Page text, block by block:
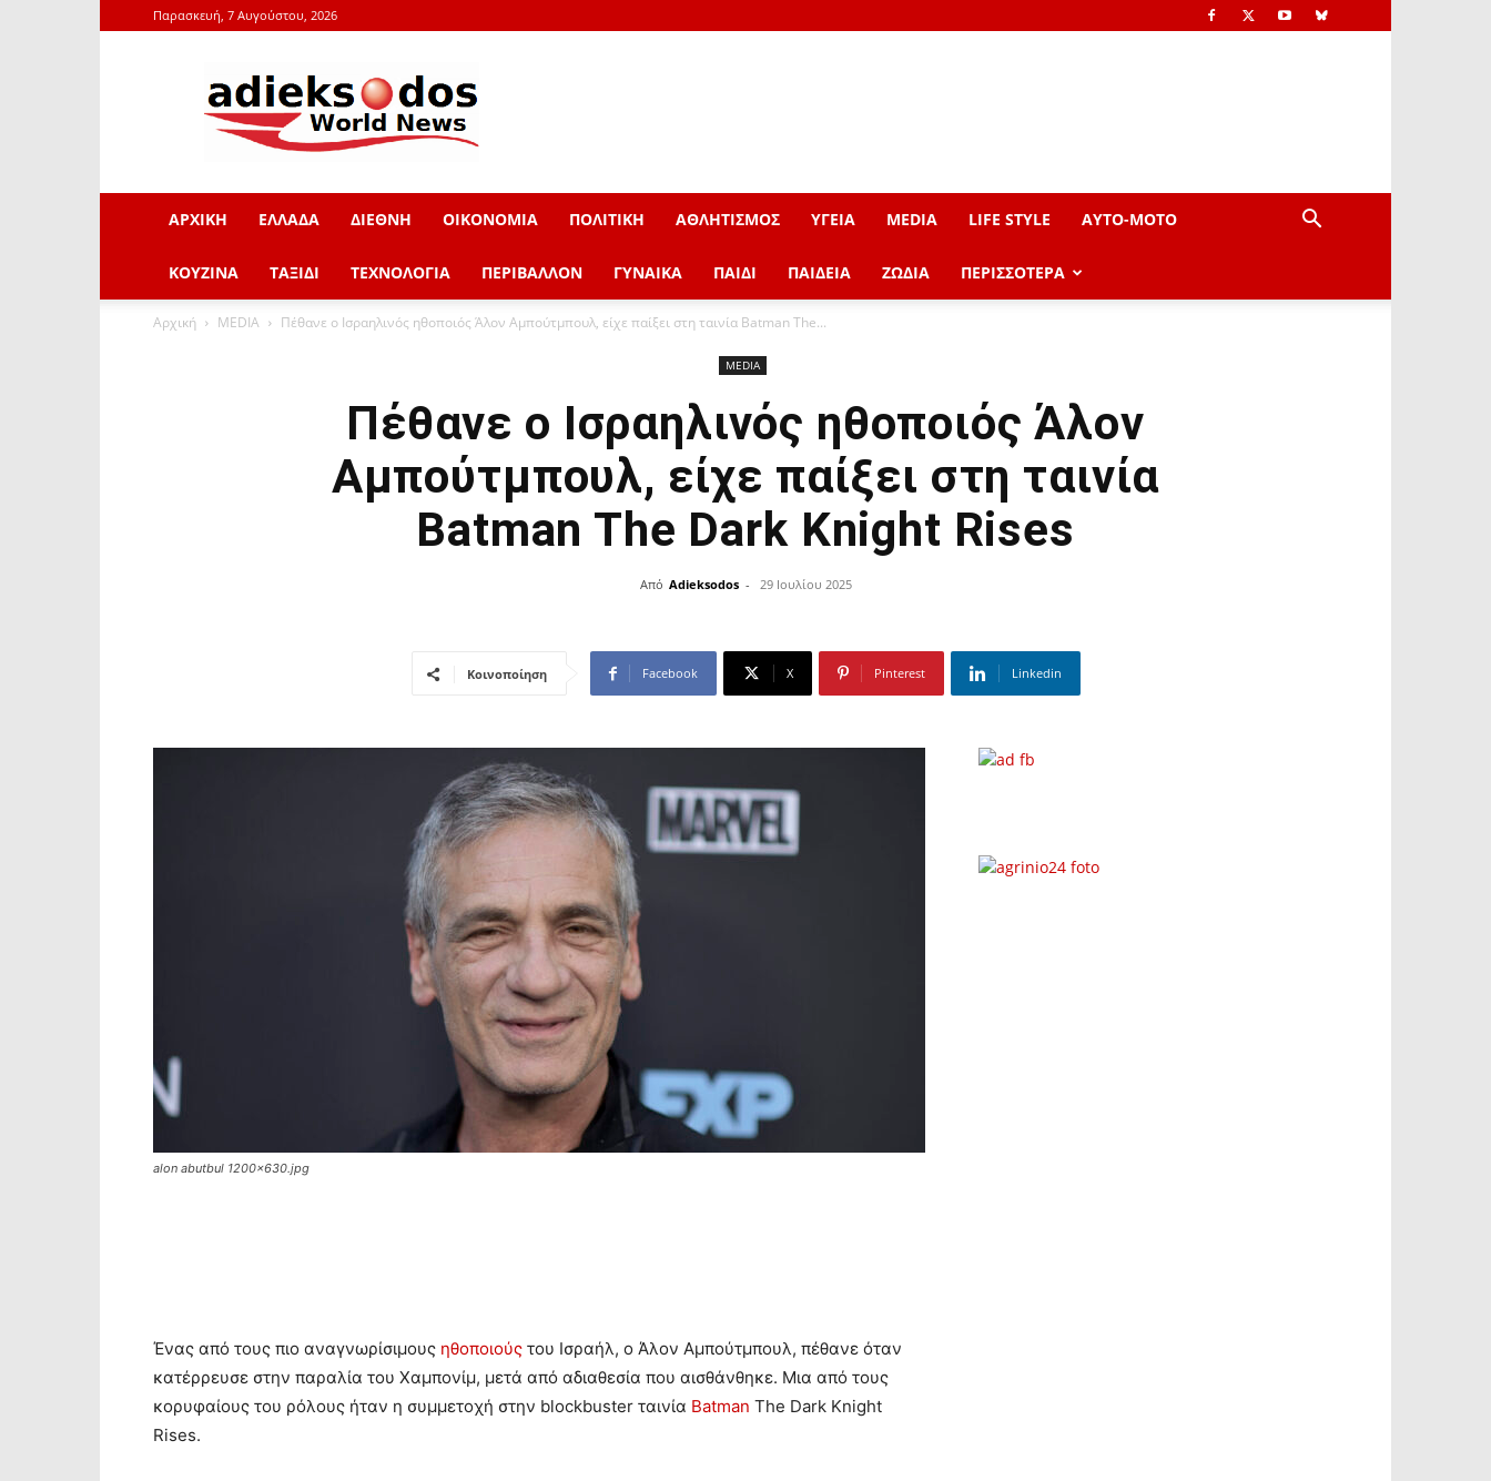
Παρασκευή, 7 Αυγούστου, 2026
adieksodos.gr
ΑΡΧΙΚΗ ΕΛΛΑΔΑ ΔΙΕΘΝΗ ΟΙΚΟΝΟΜΙΑ ΠΟΛΙΤΙΚΗ ΑΘΛΗΤΙΣΜΟΣ ΥΓΕΙΑ MEDIA LIFE STYLE AYTO-ΜOTO
ΚΟΥΖΙΝΑ ΤΑΞΙΔΙ ΤΕΧΝΟΛΟΓΙΑ ΠΕΡΙΒΑΛΛΟΝ ΓΥΝΑΙΚΑ ΠΑΙΔΙ ΠΑΙΔΕΙΑ ΖΩΔΙΑ ΠΕΡΙΣΣΟΤΕΡΑ
Αρχική MEDIA Πέθανε ο Ισραηλινός ηθοποιός Άλον Αμπούτμπουλ, είχε παίξει στη ταινία Batman The...
MEDIA
Πέθανε ο Ισραηλινός ηθοποιός Άλον
Αμπούτμπουλ, είχε παίξει στη ταινία
Batman The Dark Knight Rises
Από Adieksodos - 29 Ιουλίου 2025
Κοινοποίηση Facebook X Pinterest Linkedin
alon abutbul 1200x630.jpg
Ένας από τους πιο αναγνωρίσιμους ηθοποιούς του Ισραήλ, ο Άλον Αμπούτμπουλ, πέθανε όταν
κατέρρευσε στην παραλία του Χαμπονίμ, μετά από αδιαθεσία που αισθάνθηκε. Μια από τους
κορυφαίους του ρόλους ήταν η συμμετοχή στην blockbuster ταινία Batman The Dark Knight
Rises.